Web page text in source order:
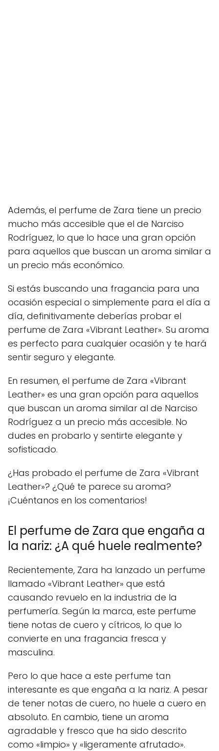
Además, el perfume de Zara tiene un precio
mucho más accesible que el de Narciso
Rodríguez, lo que lo hace una gran opción
para aquellos que buscan un aroma similar a
un precio más económico.
Si estás buscando una fragancia para una
ocasión especial o simplemente para el día a
día, definitivamente deberías probar el
perfume de Zara «Vibrant Leather». Su aroma
es perfecto para cualquier ocasión y te hará
sentir seguro y elegante.
En resumen, el perfume de Zara «Vibrant
Leather» es una gran opción para aquellos
que buscan un aroma similar al de Narciso
Rodríguez a un precio más accesible. No
dudes en probarlo y sentirte elegante y
sofisticado.
¿Has probado el perfume de Zara «Vibrant
Leather»? ¿Qué te parece su aroma?
¡Cuéntanos en los comentarios!
El perfume de Zara que engaña a
la nariz: ¿A qué huele realmente?
Recientemente, Zara ha lanzado un perfume
llamado «Vibrant Leather» que está
causando revuelo en la industria de la
perfumería. Según la marca, este perfume
tiene notas de cuero y cítricos, lo que lo
convierte en una fragancia fresca y
masculina.
Pero lo que hace a este perfume tan
interesante es que engaña a la nariz. A pesar
de tener notas de cuero, no huele a cuero en
absoluto. En cambio, tiene un aroma
agradable y fresco que ha sido descrito
como «limpio» y «ligeramente afrutado».